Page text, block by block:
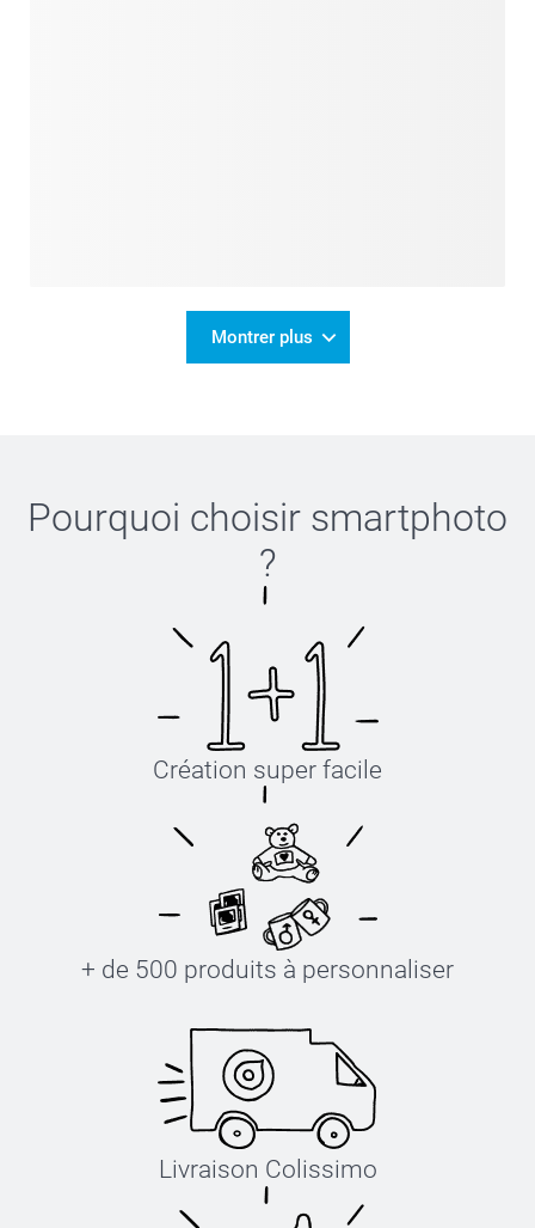
Montrer plus
Pourquoi choisir smartphoto
?
Création super facile
+ de 500 produits à personnaliser
Livraison Colissimo